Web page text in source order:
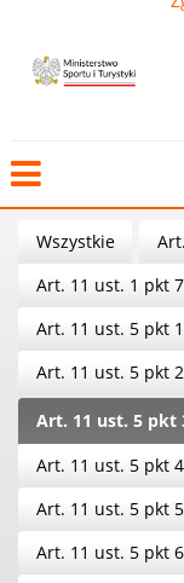
Wszystkie
Art. 11 ust. 1 pkt
Art. 11 ust. 5 pkt
Art. 11 ust. 5 pkt
Art. 11 ust. 5 pkt
Art. 11 ust. 5 pkt
Art. 11 ust. 5 pkt
Art. 11 ust. 5 pkt